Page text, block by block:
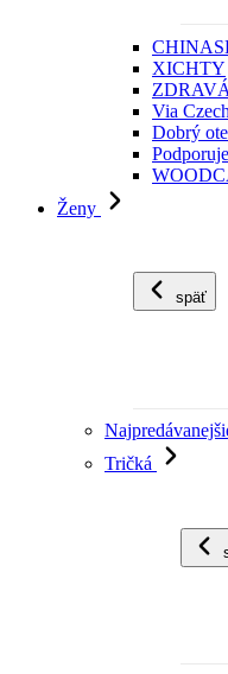
XICHTY
Via
Dobrý
Ženy
späť
Tričká